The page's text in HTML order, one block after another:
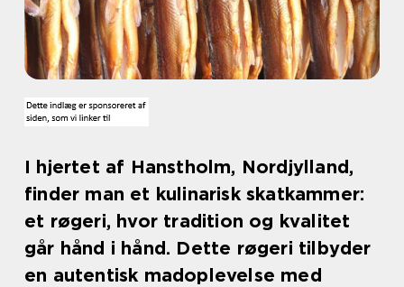
I hjertet af Hanstholm, Nordjylland,
finder man et kulinarisk skatkammer:
et røgeri, hvor tradition og kvalitet
går hånd i hånd. Dette røgeri tilbyder
en autentisk madoplevelse med